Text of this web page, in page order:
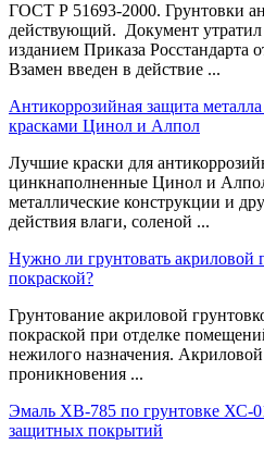
ГОСТ Р 51693-2000. Грунтовки
действующий. Документ утратил
изданием Приказа Росстандарта
Взамен введен в действие ...
Антикоррозийная защита
красками Цинол и Алпол
Лучшие краски для
цинкнаполненные Цинол и
металлические конструкции и
действия влаги, соленой ...
Нужно ли грунтовать акриловой
покраской?
Грунтование акриловой
покраской при отделке
нежилого назначения. Акриловой
проникновения ...
Эмаль ХВ-785 по грунтовке ХС-
защитных покрытий